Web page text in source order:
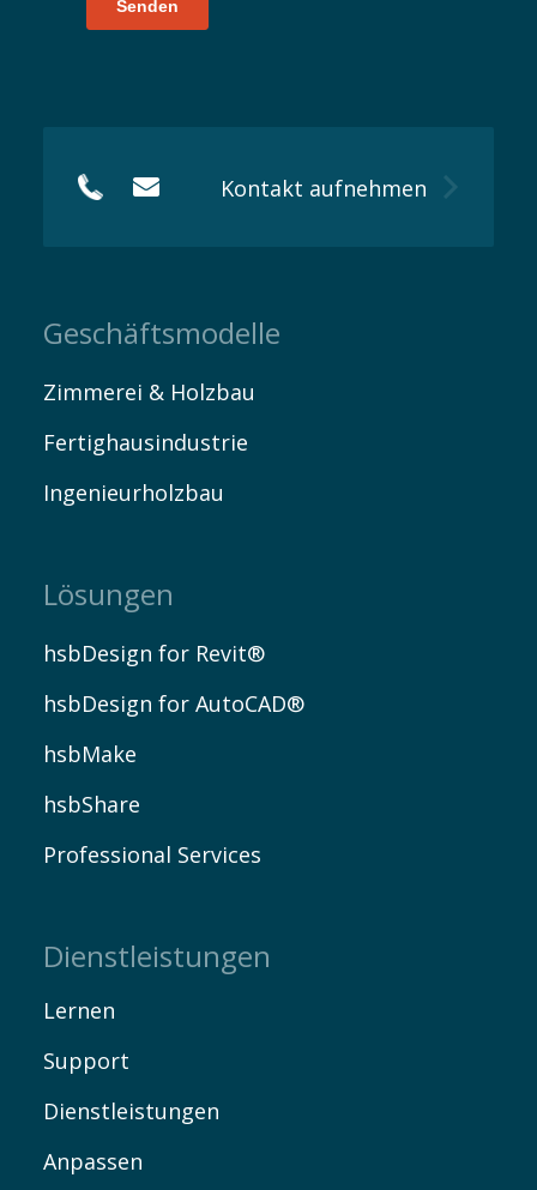
Kontakt aufnehmen
Geschäftsmodelle
Zimmerei & Holzbau
Fertighausindustrie
Ingenieurholzbau
Lösungen
hsbDesign for Revit®
hsbDesign for AutoCAD®
hsbMake
hsbShare
Professional Services
Dienstleistungen
Lernen
Support
Dienstleistungen
Anpassen